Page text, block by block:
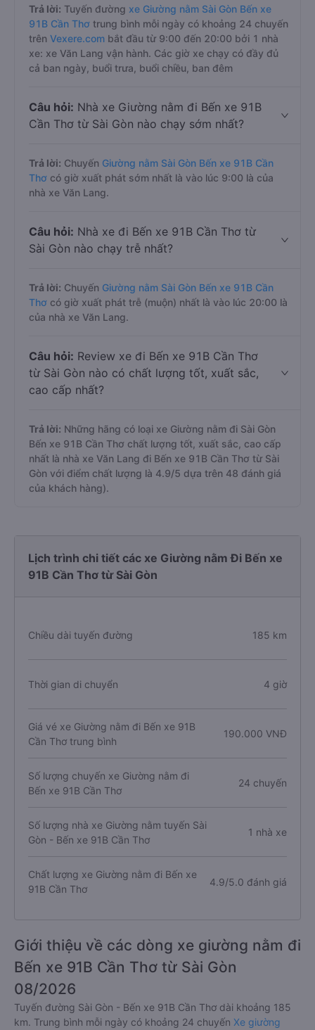
Trả lời: Tuyến đường xe Giường nằm Sài Gòn Bến xe
91B Cần Thơ trung bình mỗi ngày có khoảng 24 chuyến
trên Vexere.com bắt đầu từ 9:00 đến 20:00 bởi 1 nhà
xe: xe Văn Lang vận hành. Các giờ xe chạy có đầy đủ
cả ban ngày, buổi trưa, buổi chiều, ban đêm
Câu hỏi: Nhà xe Giường nằm đi Bến xe 91B
Cần Thơ từ Sài Gòn nào chạy sớm nhất?
Trả lời: Chuyến Giường nằm Sài Gòn Bến xe 91B Cần
Thơ có giờ xuất phát sớm nhất là vào lúc 9:00 là của
nhà xe Văn Lang.
Câu hỏi: Nhà xe đi Bến xe 91B Cần Thơ từ
Sài Gòn nào chạy trễ nhất?
Trả lời: Chuyến Giường nằm Sài Gòn Bến xe 91B Cần
Thơ có giờ xuất phát trễ (muộn) nhất là vào lúc 20:00 là
của nhà xe Văn Lang.
Câu hỏi: Review xe đi Bến xe 91B Cần Thơ
từ Sài Gòn nào có chất lượng tốt, xuất sắc,
cao cấp nhất?
Trả lời: Những hãng có loại xe Giường nằm đi Sài Gòn
Bến xe 91B Cần Thơ chất lượng tốt, xuất sắc, cao cấp
nhất là nhà xe Văn Lang đi Bến xe 91B Cần Thơ từ Sài
Gòn với điểm chất lượng là 4.9/5 dựa trên 48 đánh giá
của khách hàng).
Lịch trình chi tiết các xe Giường nằm Đi Bến xe
91B Cần Thơ từ Sài Gòn
Chiều dài tuyến đường 185 km
Thời gian di chuyển 4 giờ
Giá vé xe Giường nằm đi Bến xe 91B
Cần Thơ trung bình
190.000 VNĐ
Số lượng chuyến xe Giường nằm đi
Bến xe 91B Cần Thơ
24 chuyến
Số lượng nhà xe Giường nằm tuyến Sài
Gòn - Bến xe 91B Cần Thơ
1 nhà xe
Chất lượng xe Giường nằm đi Bến xe
91B Cần Thơ
4.9/5.0 đánh giá
Giới thiệu về các dòng xe giường nằm đi
Bến xe 91B Cần Thơ từ Sài Gòn
08/2026
Tuyến đường Sài Gòn - Bến xe 91B Cần Thơ dài khoảng 185
km. Trung bình mỗi ngày có khoảng 24 chuyến Xe giường